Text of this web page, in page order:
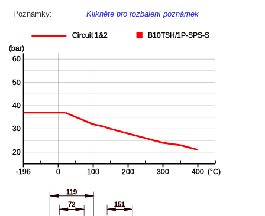
Poznámky: Klikněte pro rozbalení poznámek